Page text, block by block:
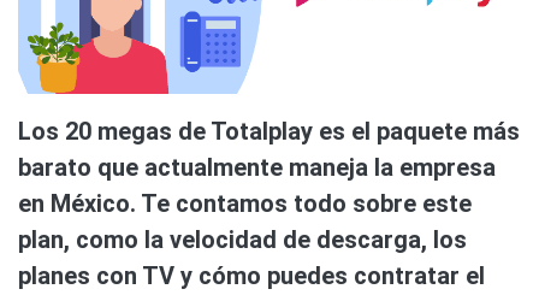
Los 20 megas de Totalplay es el paquete más
barato que actualmente maneja la empresa
en México. Te contamos todo sobre este
plan, como la velocidad de descarga, los
planes con TV y cómo puedes contratar el